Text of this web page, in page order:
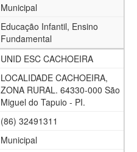
Municipal
Educação Infantil, Ensino
Fundamental
UNID ESC CACHOEIRA
LOCALIDADE CACHOEIRA,
ZONA RURAL. 64330-000 São
Miguel do Tapuio - PI.
(86) 32491311
Municipal